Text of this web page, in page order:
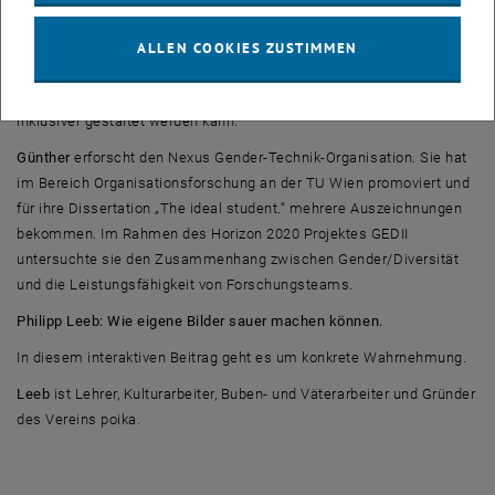
Dabei geht es sowohl um die Wahrnehmung von Studierenden, wer
gute Lehrende sind, als auch um jene von Lehrenden hinsichtlich
inklusiver gestaltet werden kann.
Günthererforscht den Nexus Gender-Technik-Organisation. Sie hat
im Bereich Organisationsforschung an der TU Wien promoviert und
für ihre Dissertation „The ideal student.“ mehrere Auszeichnungen
bekommen. Im Rahmen des Horizon 2020 Projektes GEDII
untersuchte sie den Zusammenhang zwischen Gender/Diversität
und die Leistungsfähigkeit von Forschungsteams.
Philipp Leeb: Wie eigene Bilder sauer machen können.
In diesem interaktiven Beitrag geht es um konkrete Wahrnehmung.
Leeb ist Lehrer, Kulturarbeiter, Buben- und Väterarbeiter und Gründer
des Vereins poika.
ALLEN COOKIES ZUSTIMMEN